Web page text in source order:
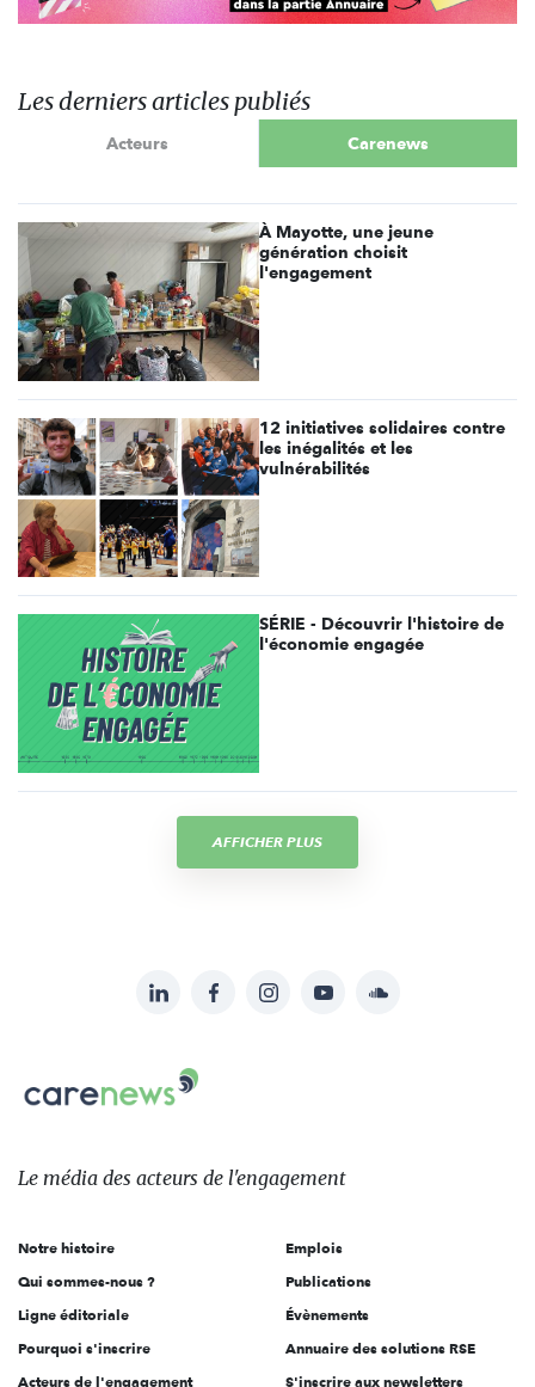
Les derniers articles publiés
Acteurs Carenews
À Mayotte, une jeune
génération choisit
l'engagement
12 initiatives solidaires contre
les inégalités et les
vulnérabilités
SÉRIE - Découvrir l'histoire de
l'économie engagée
AFFICHER PLUS
sur:
LinkedInFacebookInstagramYouTubeSoundcloud
Le
des
l'engagement
Le média des acteurs de l'engagement
Notre histoire
Qui sommes-nous ?
Ligne éditoriale
Pourquoi s'inscrire
Acteurs de l'engagement
Emplois
Publications
Évènements
Annuaire des solutions RSE
S'inscrire aux newsletters